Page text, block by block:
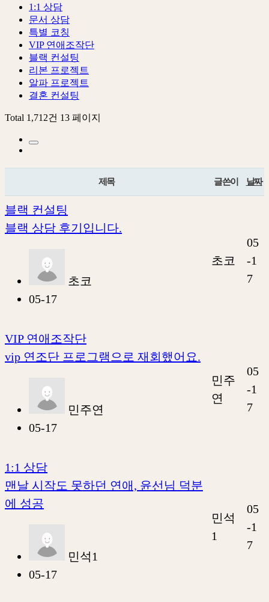
1:1 상담
문서 상담
특별 코칭
VIP 연애조작단
블랙 컨설팅
리본 프로젝트
알파 프로젝트
결혼 컨설팅
Total 1,712건 13 페이지
제목 글쓴이 날짜
블랙 컨설팅
블랙 상담 후기입니다.
초코
05-17
초코
05
-1
7
VIP 연애조작단
vip 연조단 프로그램으로 재회했어요.
민주연
05-17
민주
연
05
-1
7
1:1 상담
맨날 시작도 못하던 연애, 윤선님 덕분
에 성공
민석1
05-17
민석
1
05
-1
7